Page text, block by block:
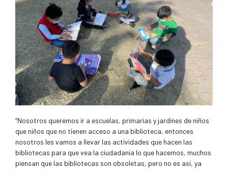
“Nosotros queremos ir a escuelas, primarias y jardines de niños
que niños que no tienen acceso a una biblioteca, entonces
nosotros les vamos a llevar las actividades que hacen las
bibliotecas para que vea la ciudadanía lo que hacemos, muchos
piensan que las bibliotecas son obsoletas, pero no es así, ya